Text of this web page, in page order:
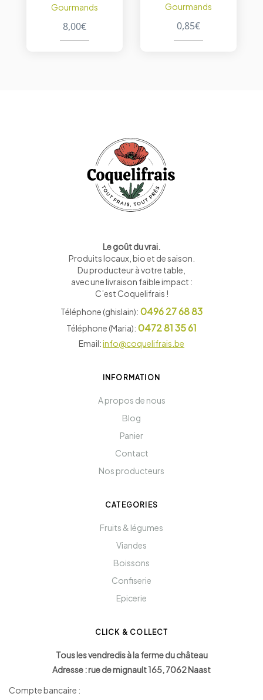
Gourmands
8,00€
Gourmands
0,85€
Le goût du vrai.
Produits locaux, bio et de saison
Du producteur à votre table,
avec une livraison faible impact :
C’est Coquelifrais !
Téléphone (ghislain): 0496 27 68 83
Téléphone (Maria): 0472 81 35 61
Email:info@coquelifrais.be
INFORMATION
A propos de nous
Blog
Panier
Contact
Nos producteurs
CATEGORIES
Fruits & légumes
Viandes
Boissons
Confiserie
Epicerie
CLICK & COLLECT
Tous les vendredis à la ferme du château
Adresse : rue de mignault 165, 7062 Naast
Compte bancaire :